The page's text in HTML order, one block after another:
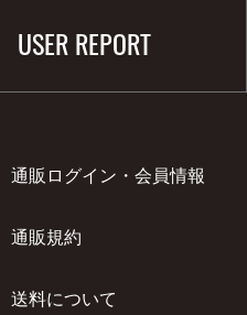
USER REPORT
通販ログイン・会員情報
通販規約
送料について